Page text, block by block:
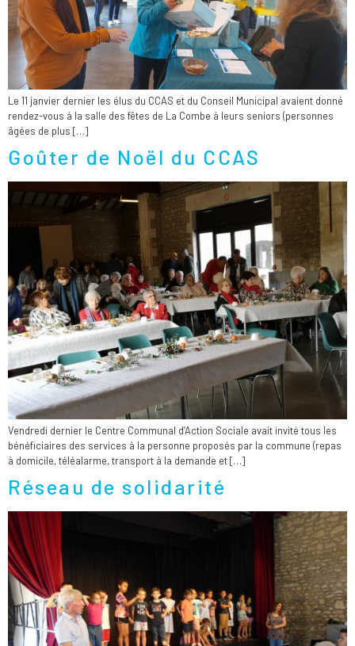
Le 11 janvier dernier les élus du CCAS et du Conseil Municipal avaient donné
rendez-vous à la salle des fêtes de La Combe à leurs seniors (personnes
âgées de plus […]
Goûter de Noël du CCAS
Vendredi dernier le Centre Communal d’Action Sociale avait invité tous les
bénéficiaires des services à la personne proposés par la commune (repas
à domicile, téléalarme, transport à la demande et […]
Réseau de solidarité